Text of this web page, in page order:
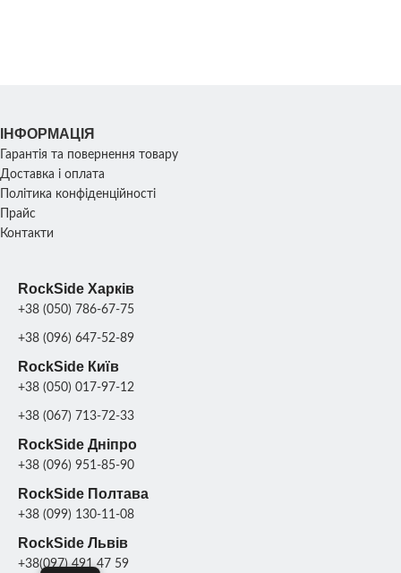
ІНФОРМАЦІЯ
Гарантія та повернення товару
Доставка і оплата
Політика конфіденційності
Прайс
Контакти
RockSide Харків
+38 (050) 786-67-75
+38 (096) 647-52-89
RockSide Київ
+38 (050) 017-97-12
+38 (067) 713-72-33
RockSide Дніпро
+38 (096) 951-85-90
RockSide Полтава
+38 (099) 130-11-08
RockSide Львів
+38(097) 491 47 59